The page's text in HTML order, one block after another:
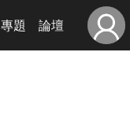
專題 論壇